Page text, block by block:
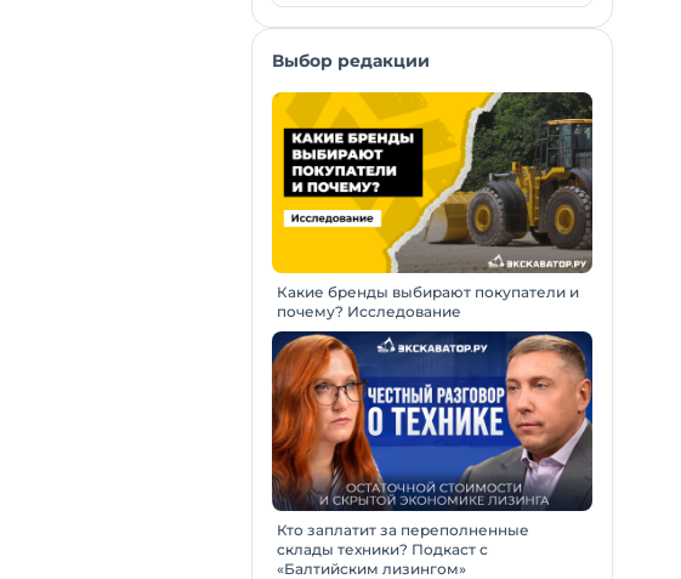
Выбор редакции
Какие бренды выбирают покупатели и
почему? Исследование
Кто заплатит за переполненные
склады техники? Подкаст с
«Балтийским лизингом»